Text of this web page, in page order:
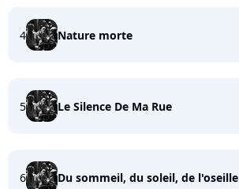
4 Nature morte
5 Le Silence De Ma Rue
6 Du sommeil, du soleil, de l'oseille